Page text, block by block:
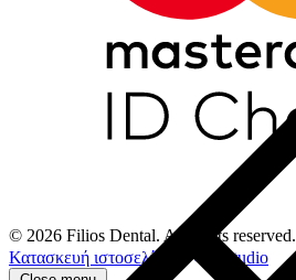
© 2026 Filios Dental. All rights reserved.
Κατασκευή ιστοσελίδων
Netstudio